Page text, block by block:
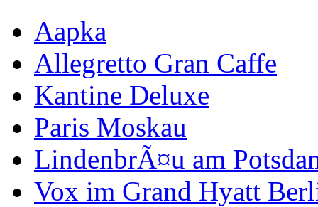
Aapka
Allegretto Gran Caffe
Kantine Deluxe
Paris Moskau
LindenbrÃ¤u am
Vox im Grand Hyatt